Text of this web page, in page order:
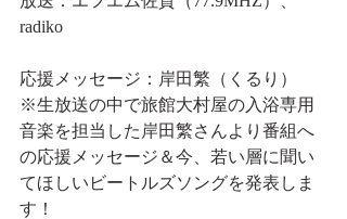
radiko
応援メッセージ：岸田繁（くるり）
※生放送の中で旅館大村屋の入浴専用
音楽を担当した岸田繁さんより番組へ
の応援メッセージ＆今、若い層に聞い
てほしいビートルズソングを発表しま
す！